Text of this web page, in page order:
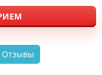
Отзывы